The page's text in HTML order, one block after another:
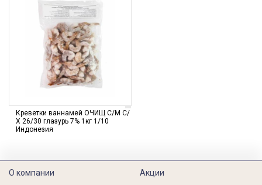
Креветки ваннамей ОЧИЩ С/М С/
Х 26/30 глазурь 7% 1кг 1/10
Индонезия
О компании
Акции